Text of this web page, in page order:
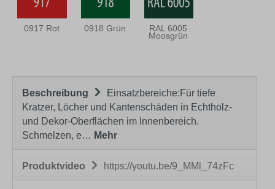
0917 Rot 0918 Grün RAL 6005
Moosgrün
Beschreibung
Einsatzbereiche:Für tiefe
Kratzer, Löcher und Kantenschäden in Echtholz-
und Dekor-Oberflächen im Innenbereich.
Schmelzen, e… Mehr
Produktvideo https://youtu.be/9_MMl_74zFc